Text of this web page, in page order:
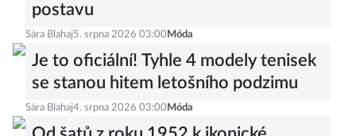
postavu
Sára Blahaj5. srpna 2026 03:00 Móda
Je to oficiální! Tyhle 4 modely tenisek
se stanou hitem letošního podzimu
Sára Blahaj4. srpna 2026 03:00 Móda